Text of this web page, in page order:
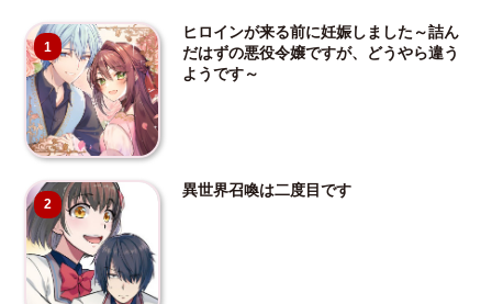
1
ヒロインが来る前に妊娠しました～詰ん
だはずの悪役令嬢ですが、どうやら違う
ようです～
2
異世界召喚は二度目です